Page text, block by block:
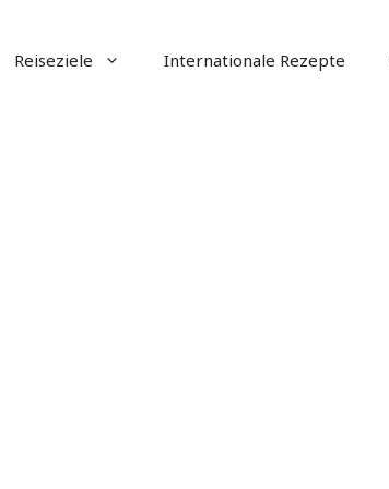
Reiseziele Internationale Rezepte